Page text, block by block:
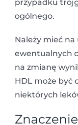
przypadku
ogólnego.
Należy mieć
ewentualnych
na zmianę
HDL może być
niektórych